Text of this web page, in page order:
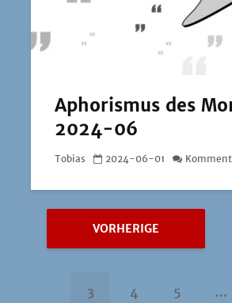
Aphorismus des
2024-06
Tobias 2024-06-01
VORHERIGE
3 4 5 …